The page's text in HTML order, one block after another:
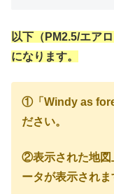
以下（PM2.5/エア
になります。
①「Windy as
ださい。
②表示された地図
ータが表示されま